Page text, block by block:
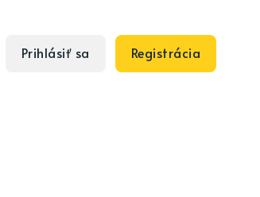
Prihlásiť sa Registrácia